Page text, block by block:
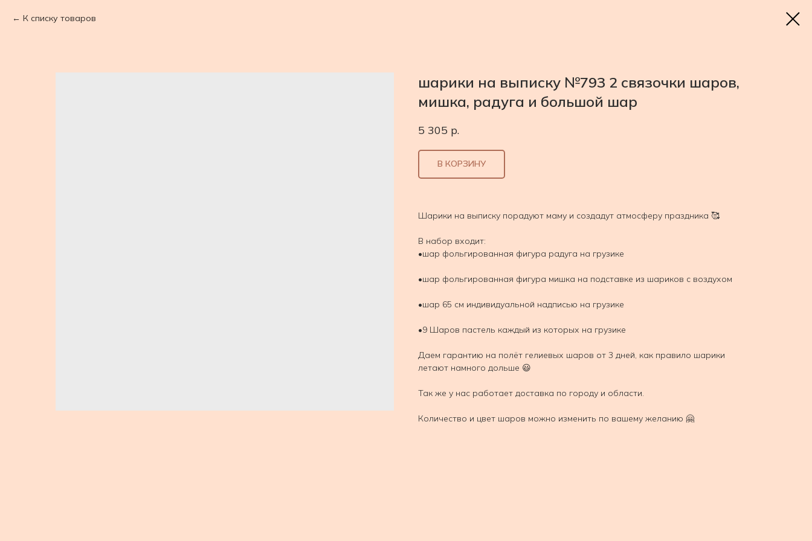
К списку товаров
шарики на выписку №793 2 связочки шаров,
мишка, радуга и большой шар
5 305 р.
В КОРЗИНУ
Шарики на выписку порадуют маму и создадут атмосферу праздника 🥰
В набор входит:
•шар фольгированная фигура радуга на грузике
•шар фольгированная фигура мишка на подставке из шариков с воздухом
•шар 65 см индивидуальной надписью на грузике
•9 Шаров пастель каждый из которых на грузике
Даем гарантию на полёт гелиевых шаров от 3 дней, как правило шарики
летают намного дольше 😃
Так же у нас работает доставка по городу и области.
Количество и цвет шаров можно изменить по вашему желанию 🤗